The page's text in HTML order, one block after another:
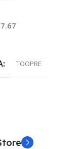
TOOPRE